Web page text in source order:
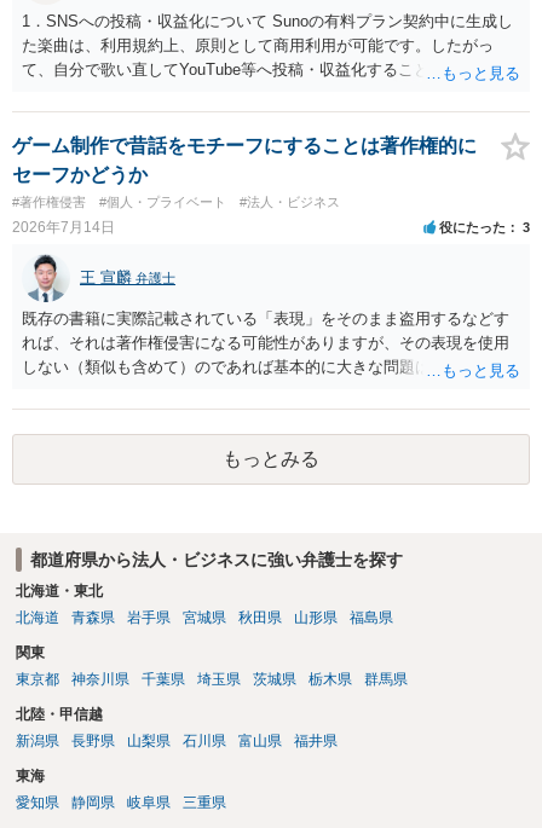
を確認したうえで、「提供素材及びこれを含む画面の複製・SNS掲載
を許諾しない」と書面で明確に通知することをお勧めします。すでに
掲載された場合は、URL、掲載日時、画面を保存してから削除を求め
てください。
1．SNSへの投稿・収益化について Sunoの有料プラン契約中に生成し
た楽曲は、利用規約上、原則として商用利用が可能です。したがっ
て、自分で歌い直してYouTube等へ投稿・収益化することも、通常は
確認してください。 2．メロディーや伴奏の使用について AIボーカル
を自分の歌声に差し替えても、メロディーや伴奏を使用する以上、Su
noの規約が適用されます。有料プランで適法に生成したものであれ
ば、原則として使用可能です。 3．著作権とJASRAC登録について Su
noが商用利用を認めていても、日本法上、その楽曲に著作権が発生す
るとは限りません。AIが自動生成したメロディーや伴奏について、人
の創作的な関与が乏しい場合、著作権が認められない可能性がありま
す。自分で歌い直しただけで、作曲部分の著作権が発生するわけでも
ありません。 なお、自分で歌い直した歌唱については、楽曲自体に著
作権が成立するか否かとは別に、実演家としての著作隣接権が生じま
す。ただし、この権利は、Sunoが生成したメロディーや伴奏自体につ
いて著作権を取得することを意味するものではありません。 JASRAC
への登録は必須ではありません。登録を希望する場合は、自分が作
詞、作曲、編曲等にどの程度創作的に関与したかを説明できることが
重要です。 4．音楽配信やライブについて SpotifyやApple Musicでの
配信、販売、ライブでの歌唱も、Sunoの規約上の商用利用条件を満た
日、有料プランの契約状況、プロンプト、修正・編集の履歴を保存し
や、第三者が同じような楽曲を生成する可能性にも注意が必要です。
最終的には、個別の楽曲の制作過程と、利用時点のSuno及び配信サー
ビスの規約を確認して判断することになります。
ゲーム制作で昔話をモチーフにすることは著作権的に
セーフかどうか
#著作権侵害 #個人・プライベート #法人・ビジネス
2026年7月14日 役にたった 3
王 宣麟 弁護士
既存の書籍に実際記載されている「表現」をそのまま盗用するなどす
れば、それは著作権侵害になる可能性がありますが、その表現を使用
しない（類似も含めて）のであれば基本的に大きな問題は生じないか
現」であり、昔話の大筋や設定の骨子だけを使うのは、一般にアイデ
ア利用の範囲です。 一方で、特定の作品の文章をそのまま使うことは
もちろん、表現の選び方や展開が「その作品の本質的特徴を直接感得
できる」レベルだと、翻案や二次的著作物の問題が出ますのでこの点
もっとみる
都道府県から法人・ビジネスに強い弁護士を探す
北海道・東北
北海道
青森県 岩手県 宮城県 秋田県 山形県 福島県
関東
東京都
神奈川県 千葉県 埼玉県 茨城県 栃木県 群馬県
北陸・甲信越
新潟県
長野県 山梨県 石川県 富山県 福井県
東海
愛知県
静岡県 岐阜県 三重県